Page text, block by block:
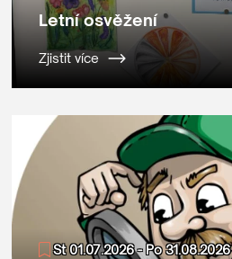
Letní osvěžení
Zjistit více
St 01.07.2026 - Po 31.08.2026